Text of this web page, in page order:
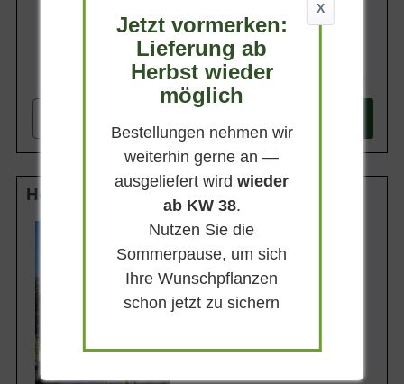
Hochstamm 12-14 StU im Container
Lieferhöhe
Gewicht
ca. 40 kg
Anzahl Verschulungen
X
Jetzt vormerken:
Lieferung ab
Herbst wieder
möglich
Bestellungen nehmen wir
weiterhin gerne an —
ausgeliefert wirdwieder
ab KW 38.
Nutzen Sie die
Sommerpause, um sich
Ihre Wunschpflanzen
schon jetzt zu sichern